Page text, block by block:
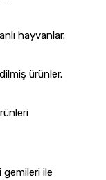
hayvanlar.
ürünler.
gemileri ile